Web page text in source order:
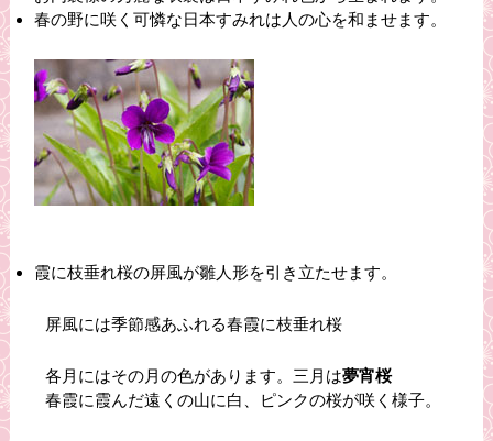
春の野に咲く可憐な日本すみれは人の心を和ませます。
霞に枝垂れ桜の屏風が雛人形を引き立たせます。
屏風には季節感あふれる春霞に枝垂れ桜
各月にはその月の色があります。 三月は夢宵桜
春霞に霞んだ遠くの山に白、ピンクの桜が咲く様子。